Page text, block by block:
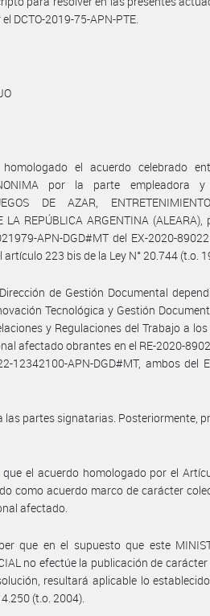
DCTO-2019-75-APN-PTE.
homologado el acuerdo celebrado
por la parte empleadora
DE AZAR,
LA REPÚBLICA ARGENTINA
APN-DGD#MT del EX-2020-
223 bis de la Ley N° 20.744 (t.o.
de Gestión Documental
Tecnológica y Gestión
y Regulaciones del Trabajo a
afectado obrantes en el RE-2020-
12342100-APN-DGD#MT, ambos del
las partes signatarias. Posteriormente,
que el acuerdo homologado por el
como acuerdo marco de carácter
afectado.
que en el supuesto que este
no efectúe la publicación de
resultará aplicable lo
(t.o. 2004).